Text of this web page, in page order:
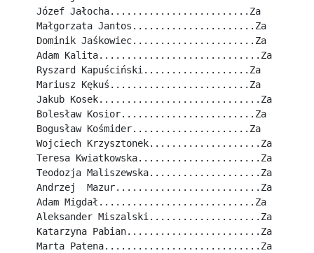
Józef Jałocha.........................Za
Małgorzata Jantos......................Za
Dominik Jaśkowiec......................Za
Adam Kalita.............................Za
Ryszard Kapuściński...................Za
Mariusz Kękuś.........................Za
Jakub Kosek.............................Za
Bolesław Kosior........................Za
Bogusław Kośmider.....................Za
Wojciech Krzysztonek....................Za
Teresa Kwiatkowska......................Za
Teodozja Maliszewska....................Za
Andrzej  Mazur..........................Za
Adam Migdał............................Za
Aleksander Miszalski....................Za
Katarzyna Pabian........................Za
Marta Patena............................Za